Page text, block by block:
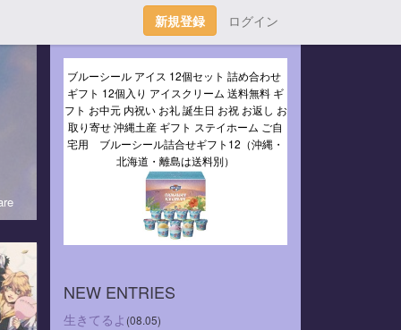
新規登録 ログイン
ブルーシール アイス 12個セット 詰め合わせ
ギフト 12個入り アイスクリーム 送料無料 ギ
フト お中元 内祝い お礼 誕生日 お祝 お返し お
取り寄せ 沖縄土産 ギフト ステイホーム ご自
宅用　ブルーシール詰合せギフト12（沖縄・
北海道・離島は送料別）
NEW ENTRIES
生きてるよ (08.05)